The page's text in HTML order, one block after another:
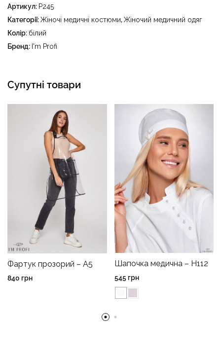
прасувати за температури праски до 150 °C - не
відбілювати - суха чистка з використанням
тетрахлоретилену (перхлоретилену) та вуглеводів
температури до 40 °C
Артикул: P245
Категорії:Жіночі медичні костюми,Жіночий медичний одяг
Колір: білий
Бренд: I'm Profi
Супутні товари
Фартук прозорий – A5
840 грн
Шапочка медична – H112
545 грн